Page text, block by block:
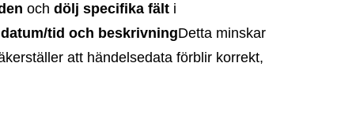
och dölj specifika fält i
tid och beskrivningDetta minskar
att händelsedata förblir korrekt,